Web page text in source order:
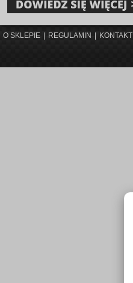
O SKLEPIE REGULAMIN KONTAKT